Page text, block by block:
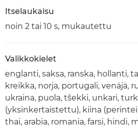
Itselaukaisu
noin 2 tai 10 s, mukautettu
Valikkokielet
englanti, saksa, ranska, hollanti,
kreikka, norja, portugali, venäjä,
ukraina, puola, tšekki, unkari,
(yksinkertaistettu), kiina
thai, arabia, romania, farsi, hindi,